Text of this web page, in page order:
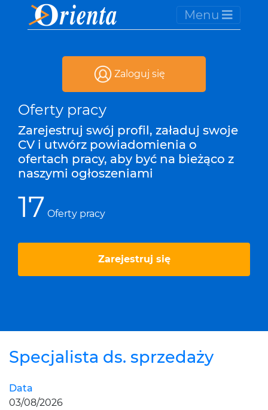
Menu
Zaloguj się
Oferty pracy
Zarejestruj swój profil, załaduj swoje
CV i utwórz powiadomienia o
ofertach pracy, aby być na bieżąco z
naszymi ogłoszeniami
17 Oferty pracy
Zarejestruj się
Specjalista ds. sprzedaży
Data
03/08/2026